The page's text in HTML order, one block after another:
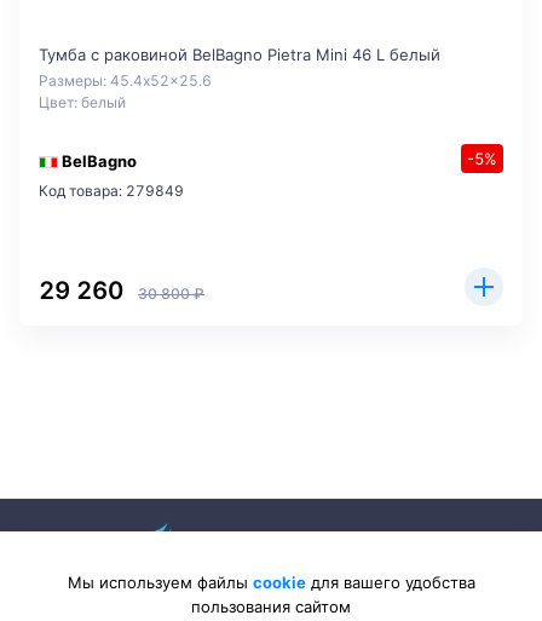
Тумба с раковиной BelBagno Pietra Mini 46 L белый
Размеры: 45.4x52x25.6
Цвет: белый
BelBagno -5%
Код товара: 279849
29 260 30 800 ₽
Мы используем файлы cookieдля вашего удобства
пользования сайтом